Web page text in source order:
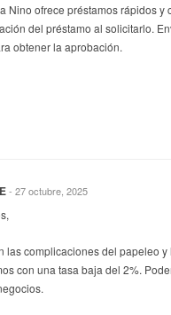
Nino ofrece préstamos rápidos
del préstamo al solicitarlo.
obtener la aprobación.
- 27 octubre, 2025
las complicaciones del papeleo
con una tasa baja del 2%.